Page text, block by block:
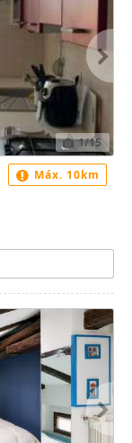
1/15
Máx. 10km